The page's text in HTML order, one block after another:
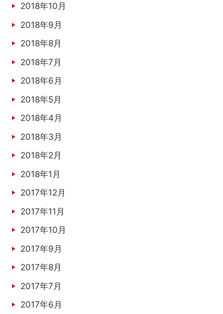
2018年10月
2018年9月
2018年8月
2018年7月
2018年6月
2018年5月
2018年4月
2018年3月
2018年2月
2018年1月
2017年12月
2017年11月
2017年10月
2017年9月
2017年8月
2017年7月
2017年6月